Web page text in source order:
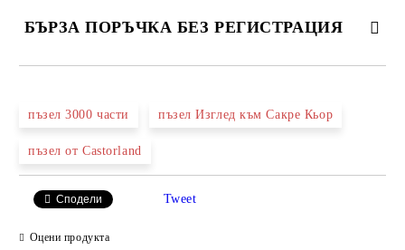
БЪРЗА ПОРЪЧКА БЕЗ РЕГИСТРАЦИЯ
Ние ще се свържем с вас в рамките на работния ден.
пъзел 3000 части пъзел Изглед към Сакре Кьор
пъзел от Castorland
Сподели Tweet
Оцени продукта